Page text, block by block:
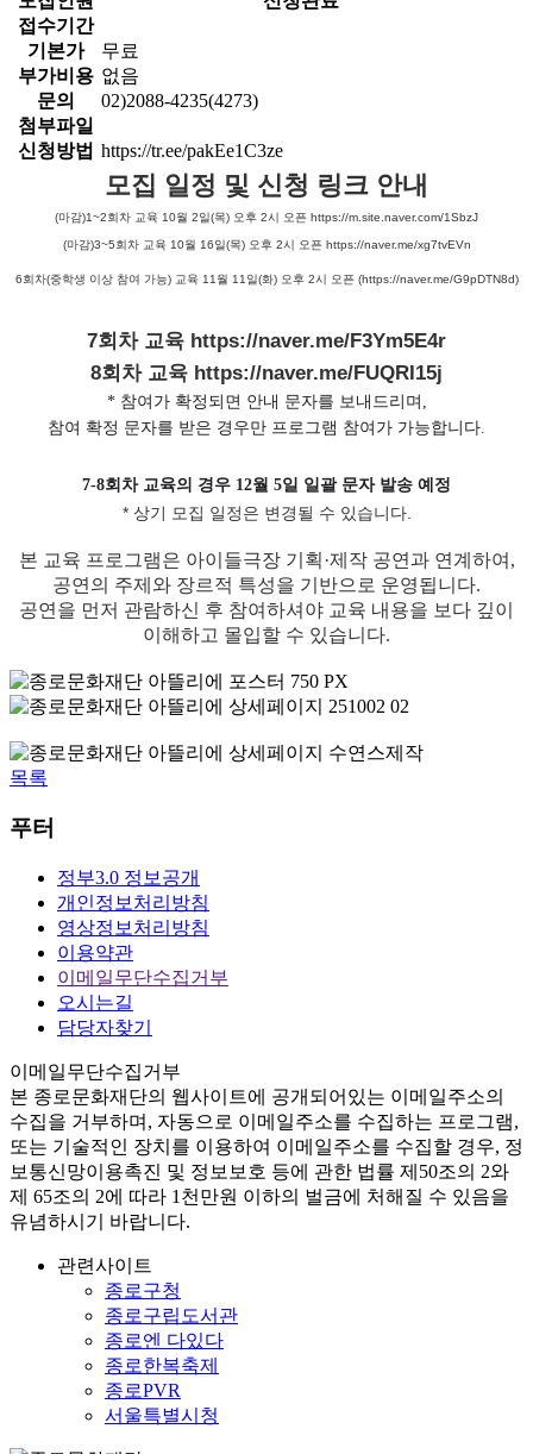
접수기간
기본가
무료
부가비용 없음
문의
02)2088-4235(4273)
첨부파일
신청방법 https://tr.ee/pakEe1C3ze
모집 일정 및 신청 링크 안내
(마감)1~2회차 교육 10월 2일(목) 오후 2시 오픈 https://m.site.naver.com/1SbzJ
(마감)3~5회차 교육 10월 16일(목) 오후 2시 오픈 https://naver.me/xg7tvEVn
6회차(중학생 이상 참여 가능) 교육 11월 11일(화) 오후 2시 오픈 (https://naver.me/G9pDTN8d)
7회차 교육 https://naver.me/F3Ym5E4r
8회차 교육 https://naver.me/FUQRI15j
* 참여가 확정되면 안내 문자를 보내드리며,
참여 확정 문자를 받은 경우만 프로그램 참여가 가능합니다.
7-8회차 교육의 경우 12월 5일 일괄 문자 발송 예정
* 상기 모집 일정은 변경될 수 있습니다.
본 교육 프로그램은 아이들극장 기획·제작 공연과 연계하여,
공연의 주제와 장르적 특성을 기반으로 운영됩니다.
공연을 먼저 관람하신 후 참여하셔야 교육 내용을 보다 깊이
이해하고 몰입할 수 있습니다.
목록
푸터
정부3.0 정보공개
개인정보처리방침
영상정보처리방침
이용약관
이메일무단수집거부
오시는길
담당자찾기
이메일무단수집거부
본 종로문화재단의 웹사이트에 공개되어있는 이메일주소의
수집을 거부하며, 자동으로 이메일주소를 수집하는 프로그램,
또는 기술적인 장치를 이용하여 이메일주소를 수집할 경우, 정
보통신망이용촉진 및 정보보호 등에 관한 법률 제50조의 2와
제 65조의 2에 따라 1천만원 이하의 벌금에 처해질 수 있음을
유념하시기 바랍니다.
관련사이트
종로구청
종로구립도서관
종로엔 다있다
종로한복축제
종로PVR
서울특별시청